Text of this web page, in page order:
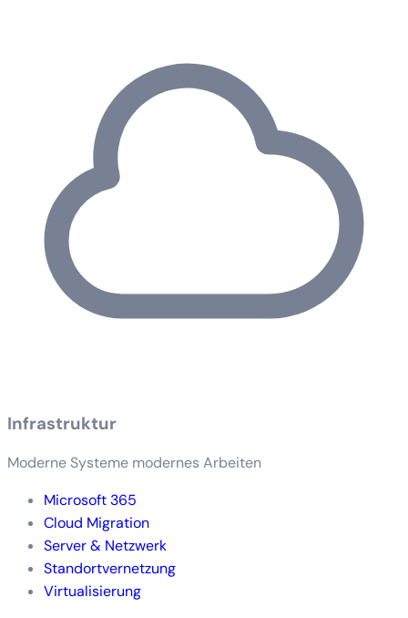
Infrastruktur
Moderne Systeme modernes Arbeiten
Microsoft 365
Cloud Migration
Server & Netzwerk
Standortvernetzung
Virtualisierung